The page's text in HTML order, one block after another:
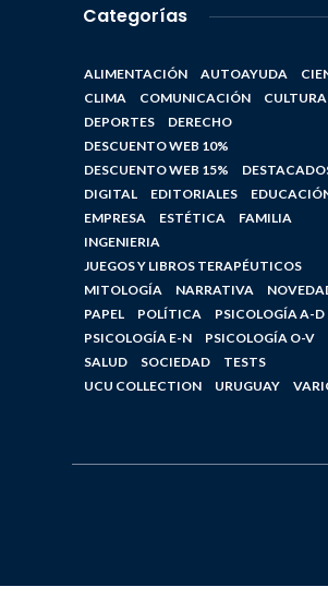
Categorías
ALIMENTACIÓN AUTOAYUDA
CLIMA
COMUNICACIÓN
CULTURA
DEPORTES
DERECHO
DESCUENTO WEB 10%
DESCUENTO WEB 15%
DIGITAL
EDITORIALES
EMPRESA
ESTÉTICA
FAMILIA
INGENIERIA
JUEGOS Y LIBROS TERAPÉUTICOS
MITOLOGÍA
NARRATIVA
PAPEL
POLÍTICA
PSICOLOGÍA A-D
PSICOLOGÍA E-N
PSICOLOGÍA O-V
SALUD
SOCIEDAD
TESTS
UCU COLLECTION
URUGUAY